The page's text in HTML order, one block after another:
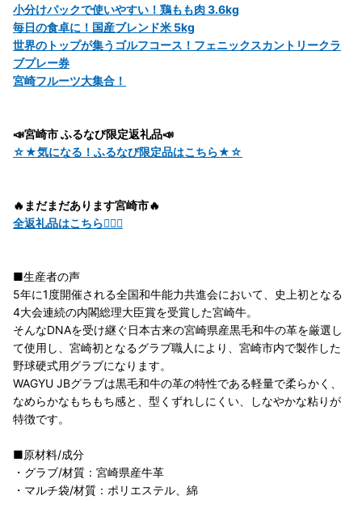
小分けパックで使いやすい！鶏もも肉 3.6kg
毎日の食卓に！国産ブレンド米 5kg
世界のトップが集うゴルフコース！フェニックスカントリークラ
ブプレー券
宮崎フルーツ大集合！
📣宮崎市 ふるなび限定返礼品📣
☆★気になる！ふるなび限定品はこちら★☆
🔥まだまだあります宮崎市🔥
全返礼品はこちら💁🏻‍♀️
■生産者の声
5年に1度開催される全国和牛能力共進会において、史上初となる
4大会連続の内閣総理大臣賞を受賞した宮崎牛。
そんなDNAを受け継ぐ日本古来の宮崎県産黒毛和牛の革を厳選し
て使用し、宮崎初となるグラブ職人により、宮崎市内で製作した
野球硬式用グラブになります。
WAGYU JBグラブは黒毛和牛の革の特性である軽量で柔らかく、
なめらかなもちもち感と、型くずれしにくい、しなやかな粘りが
特徴です。
■原材料/成分
・グラブ/材質：宮崎県産牛革
・マルチ袋/材質：ポリエステル、綿